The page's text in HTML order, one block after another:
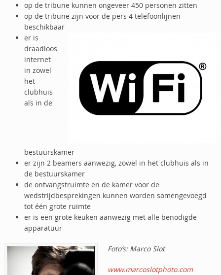
op de tribune kunnen ongeveer 450 personen zitten
op de tribune zijn voor de pers 4 telefoonlijnen
beschikbaar
er is
draadloos
internet
in zowel
het
clubhuis
als in de
bestuurskamer
er zijn 2 beamers aanwezig, zowel in het clubhuis als in
de bestuurskamer
de ontvangstruimte en de kamer voor de
wedstrijdbesprekingen kunnen worden samengevoegd
tot één grote ruimte
er is een grote keuken aanwezig met alle benodigde
apparatuur
Foto’s: Marco Slot
www.marcoslotphoto.com